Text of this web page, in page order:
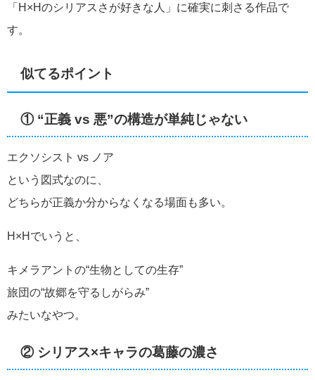
「H×Hのシリアスさが好きな人」に確実に刺さる作品で
す。
似てるポイント
① “正義 vs 悪”の構造が単純じゃない
エクソシスト vs ノア
という図式なのに、
どちらが正義か分からなくなる場面も多い。
H×Hでいうと、
キメラアントの“生物としての生存”
旅団の“故郷を守るしがらみ”
みたいなやつ。
② シリアス×キャラの葛藤の濃さ